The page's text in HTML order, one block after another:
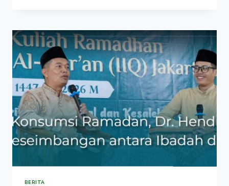
BEASISWA
UPZ
2026
BERITA